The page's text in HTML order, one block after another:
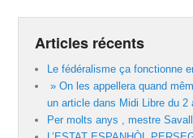
Articles récents
Le fédéralisme ça fonctionne
» On les appellera quand
un article dans Midi Libre du 2
Per molts anys , mestre